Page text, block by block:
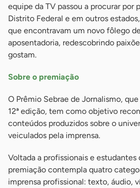
equipe da TV passou a procurar por
Distrito Federal e em outros
que encontravam um novo fôlego
aposentadoria, redescobrindo
gostam.
Sobre o premiação
O Prêmio Sebrae de Jornalismo,
12ª edição, tem como objetivo
conteúdos produzidos sobre o
veiculados pela imprensa.
Voltada a profissionais e
premiação contempla quatro
imprensa profissional: texto, áudio,